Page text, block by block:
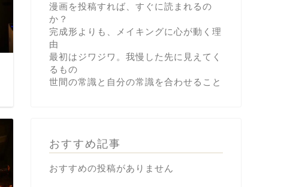
漫画を投稿すれば、すぐに読まれるの
か？
完成形よりも、メイキングに心が動く理
由
最初はジワジワ。我慢した先に見えてく
るもの
世間の常識と自分の常識を合わせること
おすすめ記事
おすすめの投稿がありません